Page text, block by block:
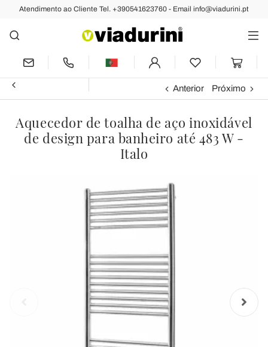
Atendimento ao Cliente Tel. +390541623760 - Email info@viadurini.pt
Anterior Próximo
Aquecedor de toalha de aço inoxidável
de design para banheiro até 483 W -
Italo